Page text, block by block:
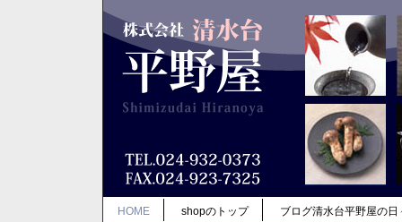
HOME shopのトップ ブログ清水台平野屋の日